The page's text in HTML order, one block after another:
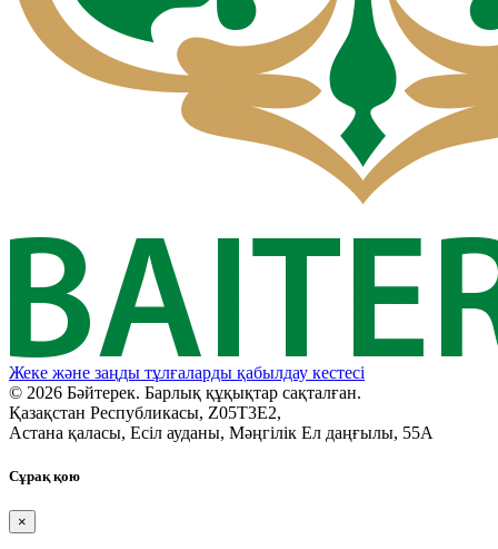
Жеке және заңды тұлғаларды қабылдау кестесі
© 2026 Бәйтерек. Барлық құқықтар сақталған.
Қазақстан Республикасы, Z05T3E2,
Астана қаласы, Есіл ауданы, Мәңгілік Ел даңғылы, 55А
Сұрақ қою
×